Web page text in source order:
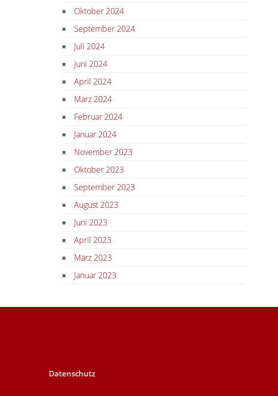
Oktober 2024
September 2024
Juli 2024
Juni 2024
April 2024
März 2024
Februar 2024
Januar 2024
November 2023
Oktober 2023
September 2023
August 2023
Juni 2023
April 2023
März 2023
Januar 2023
Datenschutz